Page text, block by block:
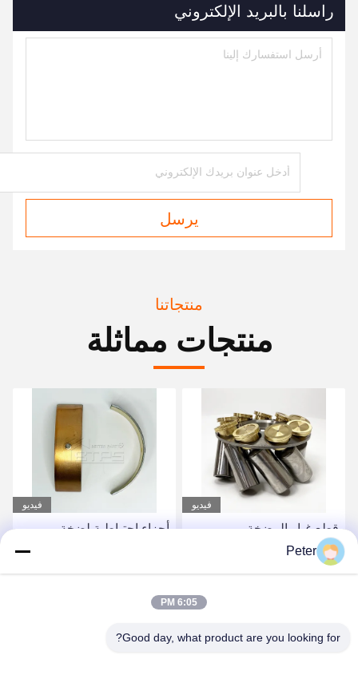
راسلنا بالبريد الإلكتروني
يرسل
منتجاتنا
منتجات مماثلة
فيديو
قطع غيار المضخة
DANFOSS FRR090C
فيديو
أجزاء احتياطية لضخة
Peter
6:05 PM
Good day, what product are you looking for?